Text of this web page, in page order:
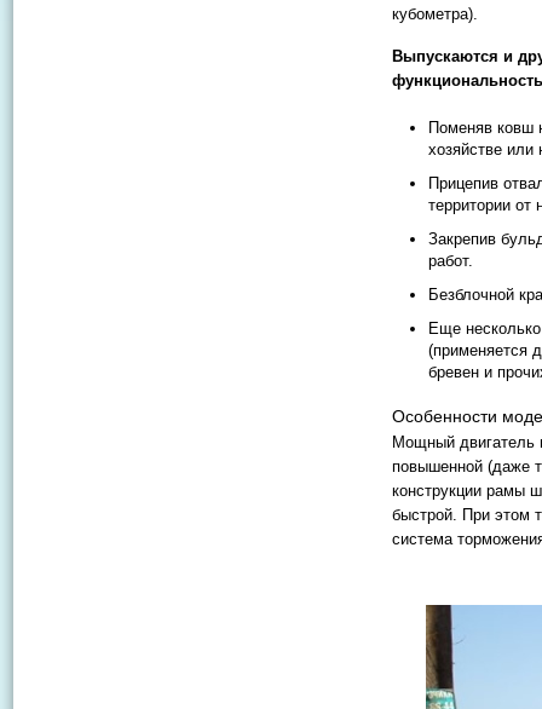
кубометра).
Выпускаются и
функциональность
Поменяв ковш
хозяйстве или
Прицепив
территории от
Закрепив
работ.
Безблочной
Еще
(применяется
бревен и
Особенности
Мощный двигатель
повышенной (даже
конструкции рамы
быстрой. При этом
система